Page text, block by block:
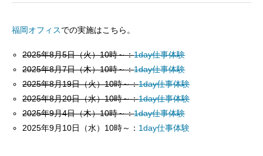
福岡オフィスでの実施はこちら。
2025年8月5日（火）10時～：1day仕事体験
2025年8月7日（木）10時～：1day仕事体験
2025年8月19日（火）10時～：1day仕事体験
2025年8月20日（水）10時～：1day仕事体験
2025年9月4日（木）10時～：1day仕事体験
2025年9月10日（水）10時～： 1day仕事体験